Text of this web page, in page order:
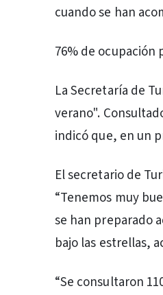
cuando se han
76% de ocupación
La Secretaría de
verano".
indicó que, en un
El secretario de
“Tenemos muy
se han preparado
bajo las estrellas,
“Se consultaron